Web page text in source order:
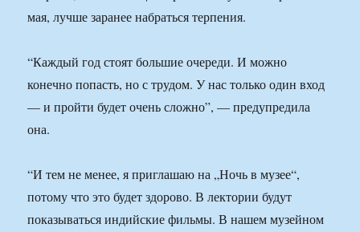
мая, лучше заранее набраться терпения.
“Каждый год стоят большие очереди. И можно
конечно попасть, но с трудом. У нас только один вход
— и пройти будет очень сложно”, — предупредила
она.
“И тем не менее, я приглашаю на „Ночь в музее“,
потому что это будет здорово. В лектории будут
показываться индийские фильмы. В нашем музейном